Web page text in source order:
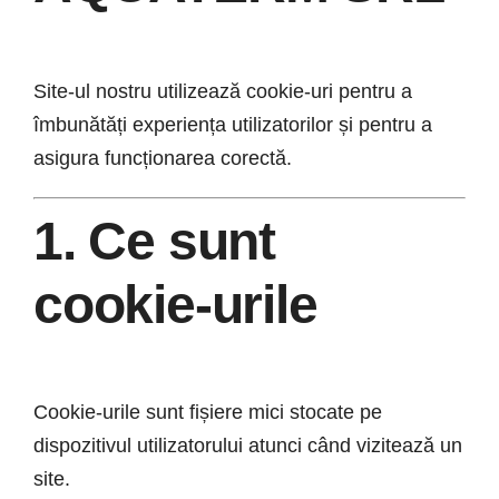
Site-ul nostru utilizează cookie-uri pentru a
îmbunătăți experiența utilizatorilor și pentru a
asigura funcționarea corectă.
1. Ce sunt
cookie-urile
Cookie-urile sunt fișiere mici stocate pe
dispozitivul utilizatorului atunci când vizitează un
site.